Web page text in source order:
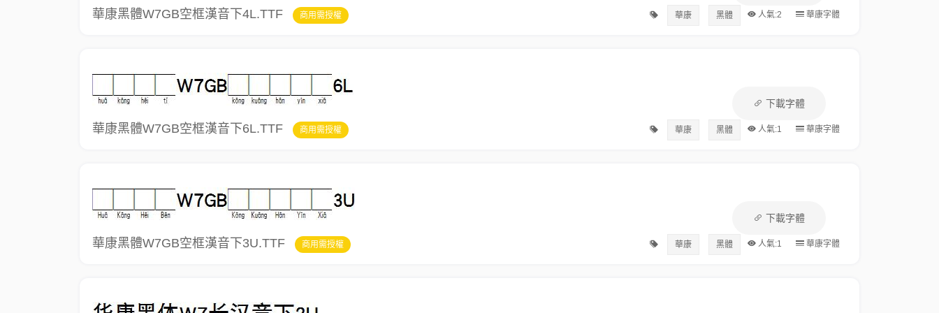
華康黑體W7GB空框漢音下4L.TTF 商用需授權 華康字體
人氣:2
華康 黑體
下載字體
華康黑體W7GB空框漢音下6L.TTF 商用需授權 華康字體
人氣:1
華康 黑體
下載字體
華康黑體W7GB空框漢音下3U.TTF 商用需授權 華康字體
人氣:1
華康 黑體